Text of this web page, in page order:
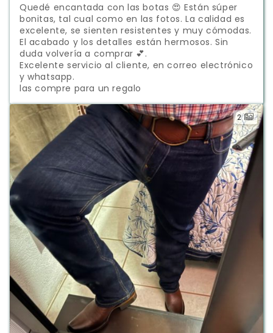
Quedé encantada con las botas 😍 Están súper
bonitas, tal cual como en las fotos. La calidad es
excelente, se sienten resistentes y muy cómodas.
El acabado y los detalles están hermosos. Sin
duda volvería a comprar 💕.
Excelente servicio al cliente, en correo electrónico
y whatsapp.
las compre para un regalo
2